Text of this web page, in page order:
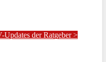
Updates der Ratgeber >